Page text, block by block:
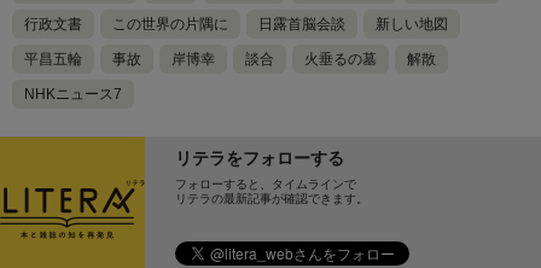
行政文書 この世界の片隅に 日露首脳会談 新しい地図
平昌五輪 事故 岸博幸 談合 火垂るの墓 解散
NHKニュース7
リテラをフォローする
フォローすると、タイムラインで
リテラの最新記事が確認できます。